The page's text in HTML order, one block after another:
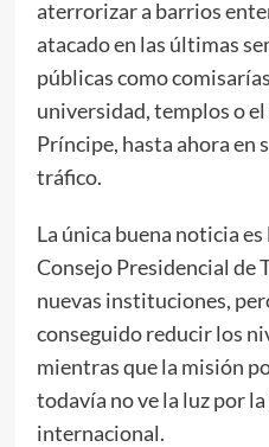
aterrorizar a barrios
atacado en las últimas
públicas como
universidad, templos o
Príncipe, hasta ahora en
tráfico.
La única buena noticia
Consejo Presidencial de
nuevas instituciones,
conseguido reducir los
mientras que la misión
todavía no ve la luz por
internacional.